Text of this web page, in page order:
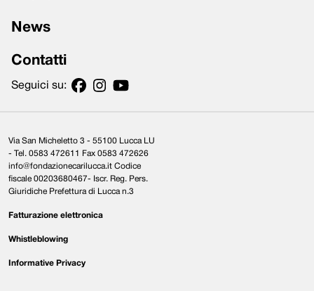
News
Contatti
Seguici su:
Via San Micheletto 3 - 55100 Lucca LU
- Tel. 0583 472611 Fax 0583 472626
info@fondazionecarilucca.it Codice
fiscale 00203680467- Iscr. Reg. Pers.
Giuridiche Prefettura di Lucca n.3
Fatturazione elettronica
Whistleblowing
Informative Privacy